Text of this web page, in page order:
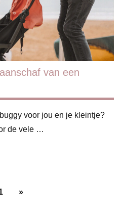
van een
voor jou en je kleintje?
de vele …
Volgende
»